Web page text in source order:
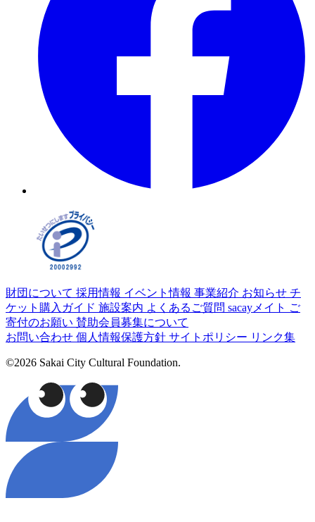
財団について 採用情報 イベント情報 事業紹介 お知らせ チ
ケット購入ガイド 施設案内 よくあるご質問 sacayメイト ご
寄付のお願い 賛助会員募集について
お問い合わせ 個人情報保護方針 サイトポリシー リンク集
©2026 Sakai City Cultural Foundation.